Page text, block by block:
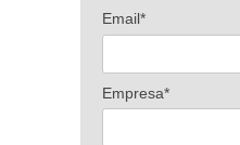
Email*
Empresa*